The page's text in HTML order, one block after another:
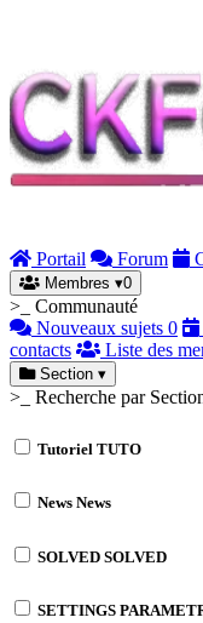
Portail Forum
Membres ▾0
>_ Communauté
Nouveaux sujets 0
contacts
Liste des
Section ▾
>_ Recherche par
Tutoriel TUTO
News News
SOLVED SOLVED
SETTINGS